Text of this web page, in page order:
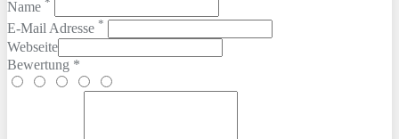
Name
E-Mail Adresse *
Webseite
Bewertung *